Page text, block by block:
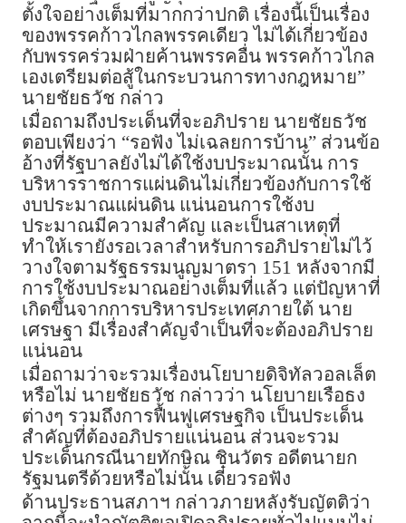
ตั้งใจอย่างเต็มที่มากกว่าปกติ เรื่องนี้เป็นเรื่อง
ของพรรคก้าวไกลพรรคเดียว ไม่ได้เกี่ยวข้อง
กับพรรคร่วมฝ่ายค้านพรรคอื่น พรรคก้าวไกล
เองเตรียมต่อสู้ในกระบวนการทางกฎหมาย”
นายชัยธวัช กล่าว
เมื่อถามถึงประเด็นที่จะอภิปราย นายชัยธวัช
ตอบเพียงว่า “รอฟัง ไม่เฉลยการบ้าน” ส่วนข้อ
อ้างที่รัฐบาลยังไม่ได้ใช้งบประมาณนั้น การ
บริหารราชการแผ่นดินไม่เกี่ยวข้องกับการใช้
งบประมาณแผ่นดิน แน่นอนการใช้งบ
ประมาณมีความสำคัญ และเป็นสาเหตุที่
ทำให้เรายังรอเวลาสำหรับการอภิปรายไม่ไว้
วางใจตามรัฐธรรมนูญมาตรา 151 หลังจากมี
การใช้งบประมาณอย่างเต็มที่แล้ว แต่ปัญหาที่
เกิดขึ้นจากการบริหารประเทศภายใต้ นาย
เศรษฐา มีเรื่องสำคัญจำเป็นที่จะต้องอภิปราย
แน่นอน
เมื่อถามว่าจะรวมเรื่องนโยบายดิจิทัลวอลเล็ต
หรือไม่ นายชัยธวัช กล่าวว่า นโยบายเรือธง
ต่างๆ รวมถึงการฟื้นฟูเศรษฐกิจ เป็นประเด็น
สำคัญที่ต้องอภิปรายแน่นอน ส่วนจะรวม
ประเด็นกรณีนายทักษิณ ชินวัตร อดีตนายก
รัฐมนตรีด้วยหรือไม่นั้น เดี๋ยวรอฟัง
ด้านประธานสภาฯ กล่าวภายหลังรับญัตติว่า